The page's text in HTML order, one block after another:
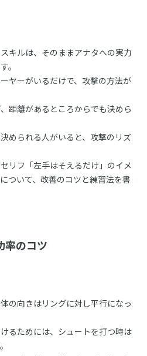
キルは、そのままアナタへの実力
。
ヤーがいるだけで、攻撃の方法が
距離があるところからでも決めら
められる人がいると、攻撃のリズ
リフ「左手はそえるだけ」のイメ
ついて、改善のコツと練習法を書
率のコツ
の向きはリングに対し平行になっ
るためには、シュートを打つ時は